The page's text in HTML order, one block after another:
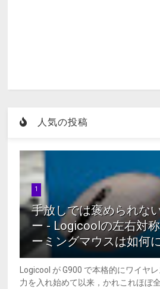
人気の投稿
1
手放しでは褒められな
ー - Logicoolの左右対
ーミングマウスは如何
Logicool が G900 で本格的にワイヤ
力を入れ始めて以来，かれこれほぼ